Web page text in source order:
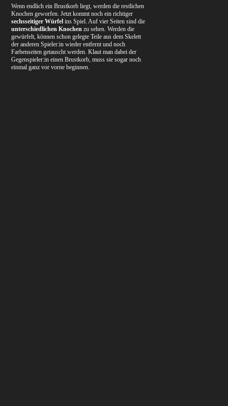
Wenn endlich ein Brustkorb liegt, werden die restlichen
Knochen geworfen. Jetzt kommt noch ein richtiger
sechsseitiger Würfel ins Spiel. Auf vier Seiten sind die
unterschiedlichen Knochen zu sehen. Werden die
gewürfelt, können schon gelegte Teile aus dem Skelett
der anderen Spieler:in wieder entfernt und noch
Farbenseiten getauscht werden. Klaut man dabei der
Gegenspieler:in einen Brustkorb, muss sie sogar noch
einmal ganz vor vorne beginnen.